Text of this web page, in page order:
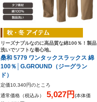
リーズナブルなのに高品質な綿100％！製品
洗いでソフトな着心地。
桑和 5779 ワンタックスラックス 綿
100％│G.GROUND（ジーグラン
ド）
定価10,340円のところ
通常価格（税込み）
5,027円(本体価